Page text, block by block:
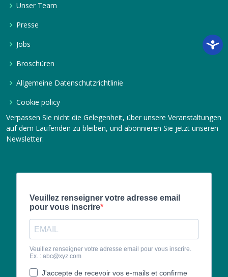
Unser Team
Presse
Jobs
Broschüren
Allgemeine Datenschutzrichtlinie
Cookie policy
Verpassen Sie nicht die Gelegenheit, über unsere Veranstaltungen
auf dem Laufenden zu bleiben, und abonnieren Sie jetzt unseren
Newsletter.